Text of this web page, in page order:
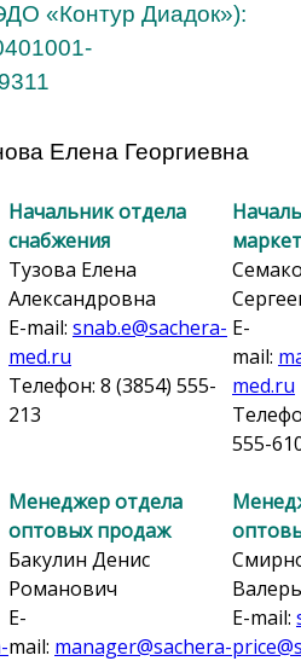
«Контур Диадок»):
Елена Георгиевна
Начальник отдела
снабжения
Тузова Елена
Александровна
E-mail: snab.e@sachera-
med.ru
Телефон: 8 (3854) 555-
213
E-
mail:
med.ru
555-
Менеджер отдела
оптовых продаж
Бакулин Денис
Романович
E-
mail: manager@sachera-
E-mail: